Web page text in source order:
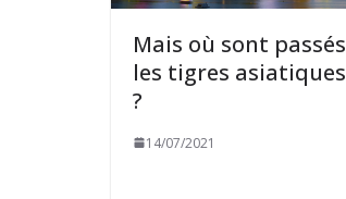
Mais où sont passés
les tigres asiatiques
?
14/07/2021